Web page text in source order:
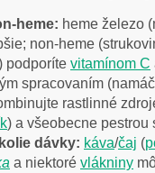
heme: heme železo
non-heme
podporíte vitamínom C
spracovaním
rastlinné
) a všeobecne pestrou
dávky: káva/čaj (
a niektoré vlákniny